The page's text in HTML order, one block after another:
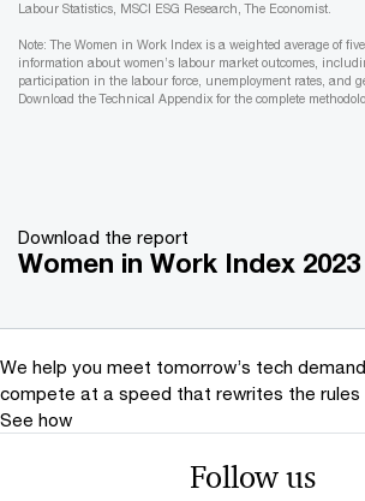
Labour Statistics, MSCI ESG Research, The Economist.
Note: The Women in Work Index is a weighted average of
information about women’s labour market outcomes,
participation in the labour force, unemployment rates, and
Download the Technical Appendix for the complete
Download the report
Women in Work Index 2023
We help you meet tomorrow’s tech
compete at a speed that rewrites the rules
See how
Follow us